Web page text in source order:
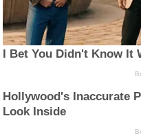
I Bet You Didn't Know It
Hollywood's Inaccurate
Look Inside